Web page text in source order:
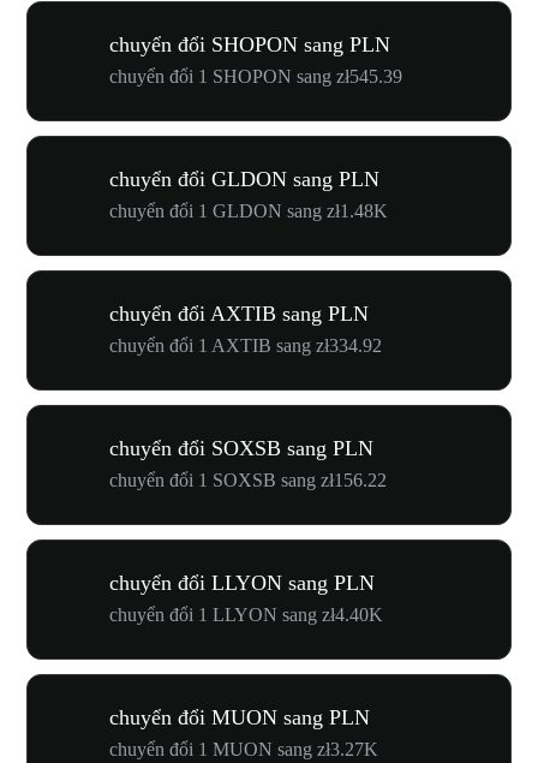
chuyển đổi SHOPON sang PLN
chuyển đổi 1 SHOPON sang zł545.39
chuyển đổi GLDON sang PLN
chuyển đổi 1 GLDON sang zł1.48K
chuyển đổi AXTIB sang PLN
chuyển đổi 1 AXTIB sang zł334.92
chuyển đổi SOXSB sang PLN
chuyển đổi 1 SOXSB sang zł156.22
chuyển đổi LLYON sang PLN
chuyển đổi 1 LLYON sang zł4.40K
chuyển đổi MUON sang PLN
chuyển đổi 1 MUON sang zł3.27K